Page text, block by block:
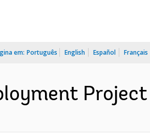
em: Português English Español Français
Project